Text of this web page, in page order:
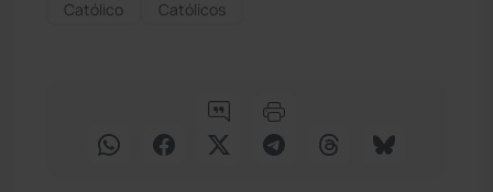
Católico Católicos